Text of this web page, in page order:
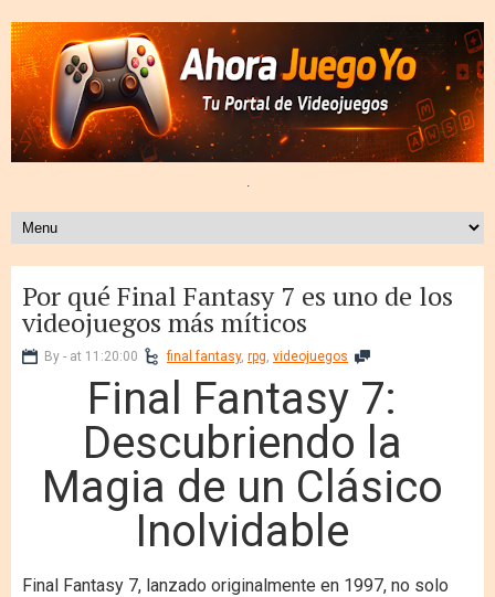
.
Por qué Final Fantasy 7 es uno de los
videojuegos más míticos
By - at 11:20:00 final fantasy, rpg, videojuegos
Final Fantasy 7:
Descubriendo la
Magia de un Clásico
Inolvidable
Final Fantasy 7, lanzado originalmente en 1997, no solo